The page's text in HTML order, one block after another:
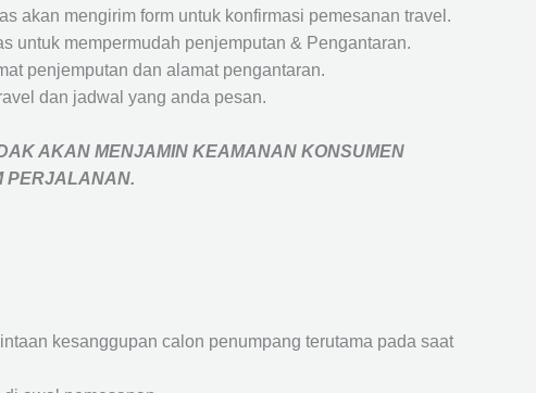
akan mengirim form untuk konfirmasi pemesanan travel.
untuk mempermudah penjemputan & Pengantaran.
penjemputan dan alamat pengantaran.
dan jadwal yang anda pesan.
AKAN MENJAMIN KEAMANAN KONSUMEN
PERJALANAN.
kesanggupan calon penumpang terutama pada saat